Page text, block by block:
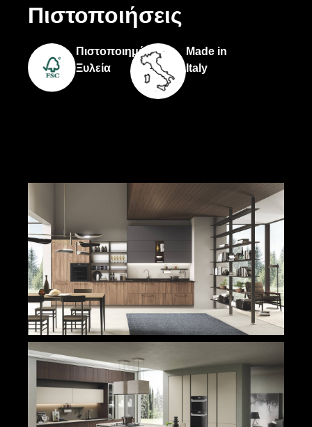
Πιστοποιήσεις
Πιστοποιημένη
Ξυλεία
Made in
Italy